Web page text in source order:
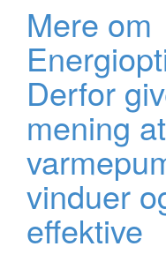
Mere om
Derfor
mening
vinduer
effektive